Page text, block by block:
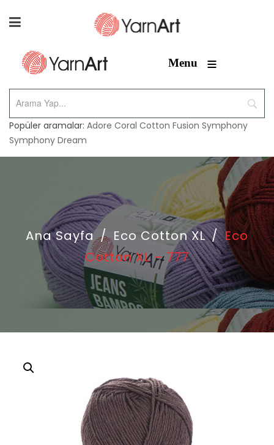
Menu ≡
Popüler aramalar: Adore Coral Cotton Fusion Symphony
Symphony Dream
Ana Sayfa / Eco Cotton XL / Eco
Cotton XL – 777